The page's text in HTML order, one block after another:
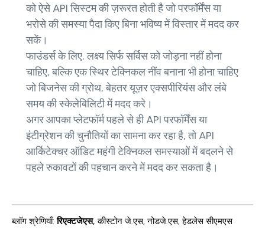
को ऐसे API सिस्टम की ज़रूरत होती है जो परफॉर्मेंस या
भरोसे की समस्या पैदा किए बिना भविष्य में विस्तार में मदद कर
सकें।
फाउंडर्स के लिए, लक्ष्य सिर्फ सर्विस को जोड़ना नहीं होना
चाहिए, बल्कि एक स्थिर टेक्निकल नींव बनाना भी होना चाहिए
जो बिजनेस की ग्रोथ, बेहतर यूज़र एक्सपीरियंस और लंबे
समय की स्केलेबिलिटी में मदद करे।
अगर आपका प्लेटफॉर्म पहले से ही API परफॉर्मेंस या
इंटीग्रेशन की चुनौतियों का सामना कर रहा है, तो API
आर्किटेक्चर ऑडिट महंगी टेक्निकल समस्याओं में बदलने से
पहले रुकावटों की पहचान करने में मदद कर सकता है।
ब्लॉग श्रेणियाँ: रिएक्टजेएस, कीस्टोन जे.एस,नोडजे.एस,हेडलेस सीएमएस